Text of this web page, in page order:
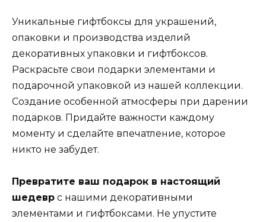
Уникальные гифтбоксы для украшений,
опаковки и производства изделий
декоративных упаковки и гифтбоксов.
Раскрасьте свои подарки элементами и
подарочной упаковкой из нашей коллекции.
Создание особенной атмосферы при дарении
подарков. Придайте важности каждому
моменту и сделайте впечатление, которое
никто не забудет.
Превратите ваш подарок в настоящий
шедевр с нашими декоративными
элементами и гифтбоксами. Не упустите